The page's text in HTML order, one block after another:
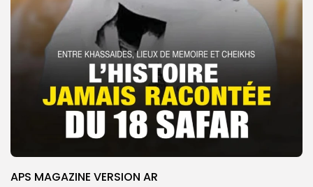
APS MAGAZINE VERSION AR